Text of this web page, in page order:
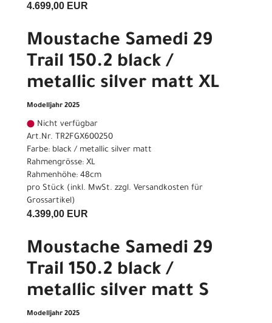
4.699,00 EUR
Moustache Samedi 29
Trail 150.2 black /
metallic silver matt XL
Modelljahr 2025
Nicht verfügbar
Art.Nr. TR2FGX600250
Farbe: black / metallic silver matt
Rahmengrösse: XL
Rahmenhöhe: 48cm
pro Stück (inkl. MwSt. zzgl. Versandkosten für
Grossartikel)
4.399,00 EUR
Moustache Samedi 29
Trail 150.2 black /
metallic silver matt S
Modelljahr 2025